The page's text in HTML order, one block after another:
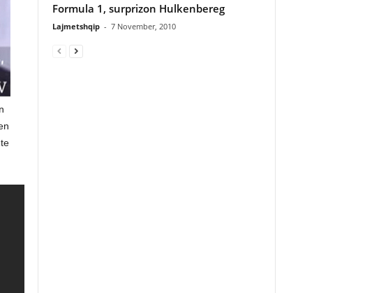
Formula 1, surprizon Hulkenbereg
Lajmetshqip - 7 November, 2010